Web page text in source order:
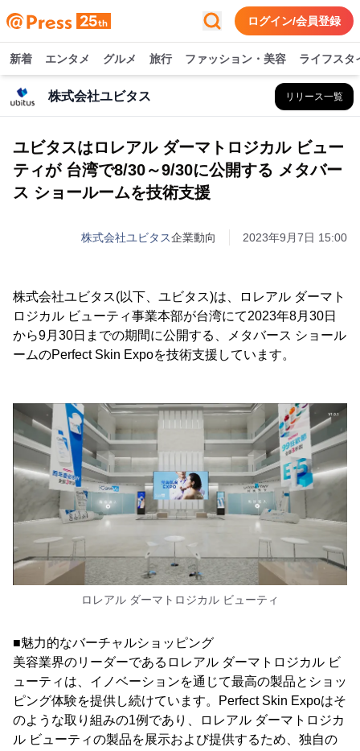
ログイン/会員登録
新着 エンタメ グルメ 旅行 ファッション・美容 ライフスタ
株式会社ユビタス リリース一覧
ユビタスはロレアル ダーマトロジカル ビュー
ティが 台湾で8/30～9/30に公開する メタバー
ス ショールームを技術支援
株式会社ユビタス企業動向 2023年9月7日 15:00
株式会社ユビタス(以下、ユビタス)は、ロレアル ダーマト
ロジカル ビューティ事業本部が台湾にて2023年8月30日
から9月30日までの期間に公開する、メタバース ショール
ームのPerfect Skin Expoを技術支援しています。
ロレアル ダーマトロジカル ビューティ
■魅力的なバーチャルショッピング
美容業界のリーダーであるロレアル ダーマトロジカル ビ
ューティは、イノベーションを通じて最高の製品とショッ
ピング体験を提供し続けています。Perfect Skin Expoはそ
のような取り組みの1例であり、ロレアル ダーマトロジカ
ル ビューティの製品を展示および提供するため、独自の